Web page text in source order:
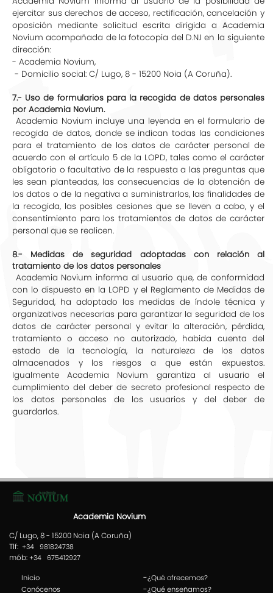
ejercitar sus derechos de acceso, rectificación, cancelación y
oposición mediante solicitud escrita dirigida a Academia
Novium acompañada de la fotocopia del D.N.I en la siguiente
dirección:
- Academia Novium,
- Domicilio social: C/ Lugo, 8 - 15200 Noia (A Coruña).
7.- Uso de formularios para la recogida de datos personales
por Academia Novium.
Academia Novium incluye una leyenda en el formulario de
recogida de datos, donde se indican todas las condiciones
para el tratamiento de los datos de carácter personal de
acuerdo con el artículo 5 de la LOPD, tales como el carácter
obligatorio o facultativo de la respuesta a las preguntas que
les sean planteadas, las consecuencias de la obtención de
los datos o de la negativa a suministrarlos, las finalidades de
la recogida, las posibles cesiones que se lleven a cabo, y el
consentimiento para los tratamientos de datos de carácter
personal que se realicen.
8.- Medidas de seguridad adoptadas con relación al
tratamiento de los datos personales
Academia Novium informa al usuario que, de conformidad
con lo dispuesto en la LOPD y el Reglamento de Medidas de
Seguridad, ha adoptado las medidas de índole técnica y
organizativas necesarias para garantizar la seguridad de los
datos de carácter personal y evitar la alteración, pérdida,
tratamiento o acceso no autorizado, habida cuenta del
estado de la tecnología, la naturaleza de los datos
almacenados y los riesgos a que están expuestos.
Igualmente Academia Novium garantiza al usuario el
cumplimiento del deber de secreto profesional respecto de
los datos personales de los usuarios y del deber de
guardarlos.
Academia Novium
C/ Lugo, 8 - 15200 Noia (A Coruña)
Tlf: +34 981824738
mób: +34 675412927
Inicio
Conócenos
-¿Qué ofrecemos?
-¿Qué enseñamos?